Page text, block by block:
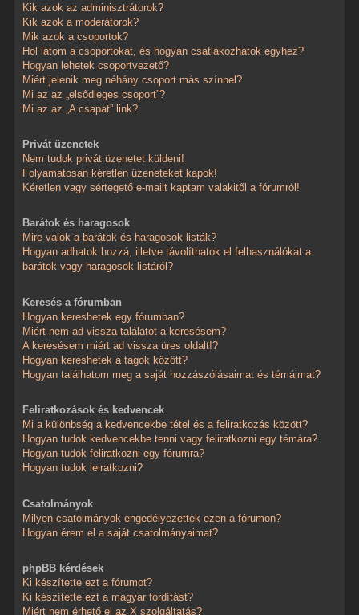
Kik azok az adminisztrátorok?
Kik azok a moderátorok?
Mik azok a csoportok?
Hol látom a csoportokat, és hogyan csatlakozhatok egyhez?
Hogyan lehetek csoportvezető?
Miért jelenik meg néhány csoport más színnel?
Mi az az „elsődleges csoport”?
Mi az az „A csapat” link?
Privát üzenetek
Nem tudok privát üzenetet küldeni!
Folyamatosan kéretlen üzeneteket kapok!
Kéretlen vagy sértegető e-mailt kaptam valakitől a fórumról!
Barátok és haragosok
Mire valók a barátok és haragosok listák?
Hogyan adhatok hozzá, illetve távolíthatok el felhasználókat a
barátok vagy haragosok listáról?
Keresés a fórumban
Hogyan kereshetek egy fórumban?
Miért nem ad vissza találatot a keresésem?
A keresésem miért ad vissza üres oldalt!?
Hogyan kereshetek a tagok között?
Hogyan találhatom meg a saját hozzászólásaimat és témáimat?
Feliratkozások és kedvencek
Mi a különbség a kedvencekbe tétel és a feliratkozás között?
Hogyan tudok kedvencekbe tenni vagy feliratkozni egy témára?
Hogyan tudok feliratkozni egy fórumra?
Hogyan tudok leiratkozni?
Csatolmányok
Milyen csatolmányok engedélyezettek ezen a fórumon?
Hogyan érem el a saját csatolmányaimat?
phpBB kérdések
Ki készítette ezt a fórumot?
Ki készítette ezt a magyar fordítást?
Miért nem érhető el az X szolgáltatás?